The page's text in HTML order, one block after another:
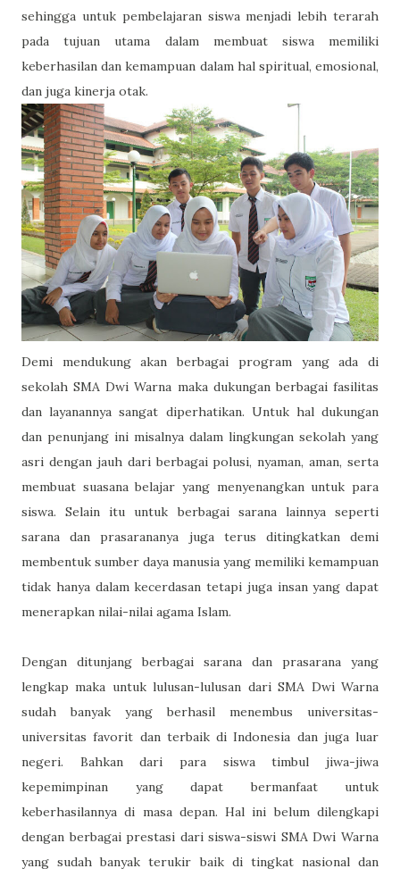
sehingga untuk pembelajaran siswa menjadi lebih terarah
pada tujuan utama dalam membuat siswa memiliki
keberhasilan dan kemampuan dalam hal spiritual, emosional,
dan juga kinerja otak.
Demi mendukung akan berbagai program yang ada di
sekolah SMA Dwi Warna maka dukungan berbagai fasilitas
dan layanannya sangat diperhatikan. Untuk hal dukungan
dan penunjang ini misalnya dalam lingkungan sekolah yang
asri dengan jauh dari berbagai polusi, nyaman, aman, serta
membuat suasana belajar yang menyenangkan untuk para
siswa. Selain itu untuk berbagai sarana lainnya seperti
sarana dan prasarananya juga terus ditingkatkan demi
membentuk sumber daya manusia yang memiliki kemampuan
tidak hanya dalam kecerdasan tetapi juga insan yang dapat
menerapkan nilai-nilai agama Islam.
Dengan ditunjang berbagai sarana dan prasarana yang
lengkap maka untuk lulusan-lulusan dari SMA Dwi Warna
sudah banyak yang berhasil menembus universitas-
universitas favorit dan terbaik di Indonesia dan juga luar
negeri. Bahkan dari para siswa timbul jiwa-jiwa
kepemimpinan yang dapat bermanfaat untuk
keberhasilannya di masa depan. Hal ini belum dilengkapi
dengan berbagai prestasi dari siswa-siswi SMA Dwi Warna
yang sudah banyak terukir baik di tingkat nasional dan